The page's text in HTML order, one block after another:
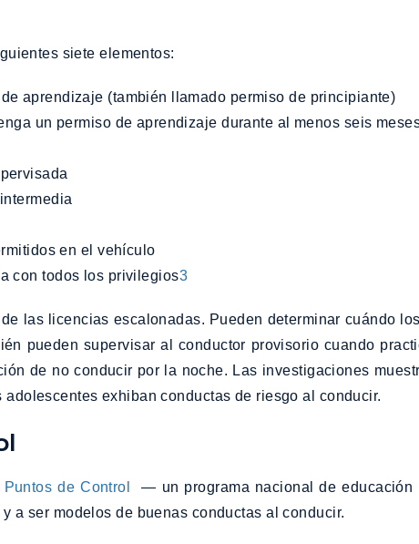
siete elementos:
aprendizaje (también llamado permiso de principiante)
en el vehículo
con todos los privilegios3
las licencias escalonadas. Pueden determinar cuándo
pueden supervisar al conductor provisorio cuando
de no conducir por la noche. Las investigaciones
exhiban conductas de riesgo al conducir.
de Control
— un programa nacional de educación
a ser modelos de buenas conductas al conducir.